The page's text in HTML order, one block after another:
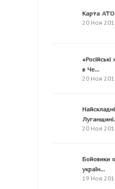
Карта
20 Ноя
в Че...
20 Ноя
20 Ноя
Бойовики
україн...
19 Ноя